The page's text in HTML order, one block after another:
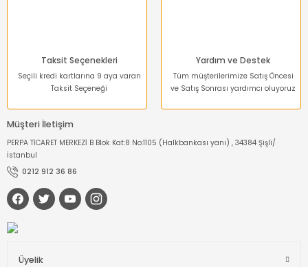
Taksit Seçenekleri
Seçili kredi kartlarına 9 aya varan
Taksit Seçeneği
Yardım ve Destek
Tüm müşterilerimize Satış Öncesi
ve Satış Sonrası yardımcı oluyoruz
Müşteri İletişim
PERPA TİCARET MERKEZİ B Blok Kat:8 No:1105 (Halkbankası yanı) , 34384 Şişli/
İstanbul
0212 912 36 86
Üyelik